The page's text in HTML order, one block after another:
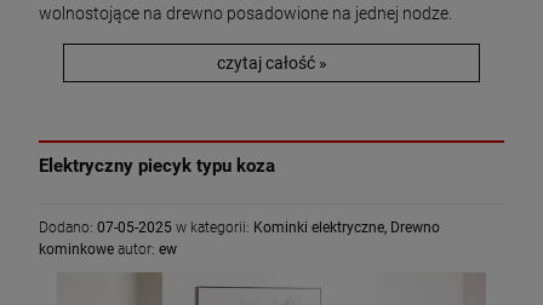
wolnostojące na drewno posadowione na jednej nodze.
czytaj całość »
Elektryczny piecyk typu koza
Dodano: 07-05-2025 w kategorii: Kominki elektryczne, Drewno
kominkowe autor: ew